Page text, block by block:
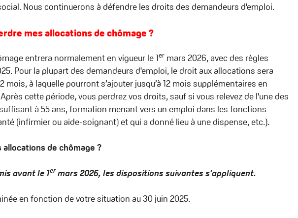
Nous continuerons à défendre les droits des demandeurs d'emploi.
mes allocations de chômage ?
entrera normalement en vigueur le 1er mars 2026, avec des règles
Pour la plupart des demandeurs d'emploi, le droit aux allocations sera
mois, à laquelle pourront s’ajouter jusqu’à 12 mois supplémentaires en
cette période, vous perdrez vos droits, sauf si vous relevez de l'une des
à 55 ans, formation menant vers un emploi dans les fonctions
(infirmier ou aide-soignant) et qui a donné lieu à une dispense, etc.).
de chômage ?
avant le 1ermars 2026, les dispositions suivantes s'appliquent.
en fonction de votre situation au 30 juin 2025.